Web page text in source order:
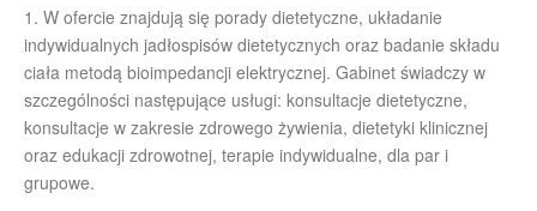
1. W ofercie znajdują się porady dietetyczne, układanie
indywidualnych jadłospisów dietetycznych oraz badanie składu
ciała metodą bioimpedancji elektrycznej. Gabinet świadczy w
szczególności następujące usługi: konsultacje dietetyczne,
konsultacje w zakresie zdrowego żywienia, dietetyki klinicznej
oraz edukacji zdrowotnej, terapie indywidualne, dla par i
grupowe.